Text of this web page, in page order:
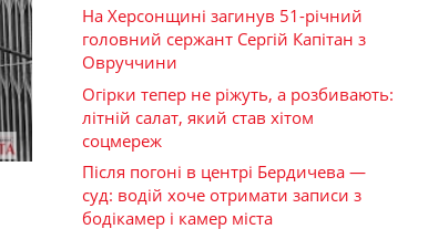
На Херсонщині загинув 51-річний
головний сержант Сергій Капітан з
Овруччини
Огірки тепер не ріжуть, а розбивають:
літній салат, який став хітом
соцмереж
Після погоні в центрі Бердичева —
суд: водій хоче отримати записи з
бодікамер і камер міста